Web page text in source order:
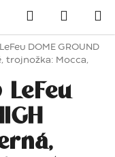
Hledat
DOME GROUND
trojnožka: Mocca,